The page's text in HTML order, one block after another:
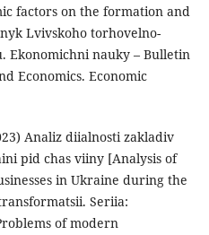
factors on the formation and
Lvivskoho torhovelno-
Ekonomichni nauky – Bulletin
Economics. Economic
Analiz diialnosti zakladiv
pid chas viiny [Analysis of
in Ukraine during the
Seriia:
of modern